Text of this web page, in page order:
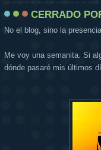
CERRADO
No el blog, sino la
Me voy una semanita. Si
dónde pasaré mis últimos